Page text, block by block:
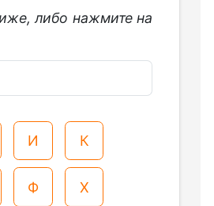
либо нажмите на
И К
Ф Х